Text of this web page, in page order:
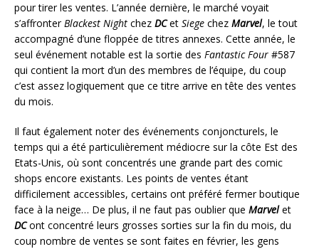
pour tirer les ventes. L’année dernière, le marché voyait
s’affronterBlackest Night chez DCet Siege chez Marvel, le tout
accompagné d’une floppée de titres annexes. Cette année, le
seul événement notable est la sortie des Fantastic Four #587
qui contient la mort d’un des membres de l’équipe, du coup
c’est assez logiquement que ce titre arrive en tête des ventes
du mois.
Il faut également noter des événements conjoncturels, le
temps qui a été particulièrement médiocre sur la côte Est des
Etats-Unis, où sont concentrés une grande part des comic
shops encore existants. Les points de ventes étant
difficilement accessibles, certains ont préféré fermer boutique
face à la neige… De plus, il ne faut pas oublier que Marvelet
DCont concentré leurs grosses sorties sur la fin du mois, du
coup nombre de ventes se sont faites en février, les gens